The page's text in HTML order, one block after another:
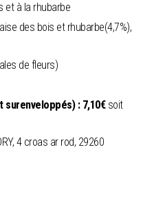
et à la rhubarbe
des bois et rhubarbe(4,7%),
de fleurs)
surenveloppés) : 7,10€ soit
4 croas ar rod, 29260